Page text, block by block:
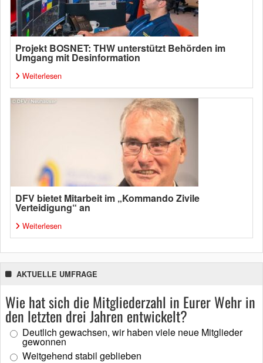
Projekt BOSNET: THW unterstützt Behörden im
Umgang mit Desinformation
Weiterlesen
DFV bietet Mitarbeit im „Kommando Zivile
Verteidigung“ an
Weiterlesen
AKTUELLE UMFRAGE
Wie hat sich die Mitgliederzahl in Eurer Wehr in
den letzten drei Jahren entwickelt?
Deutlich gewachsen, wir haben viele neue Mitglieder
gewonnen
Weitgehend stabil geblieben